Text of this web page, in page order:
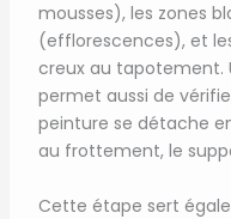
mousses), les zones
(efflorescences), et
creux au tapotement.
permet aussi de
peinture se détache
au frottement, le
Cette étape sert